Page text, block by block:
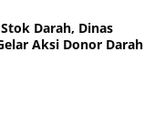
Darah, Dinas
Aksi Donor Darah